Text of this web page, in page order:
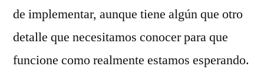
de implementar, aunque tiene algún que otro
detalle que necesitamos conocer para que
funcione como realmente estamos esperando.